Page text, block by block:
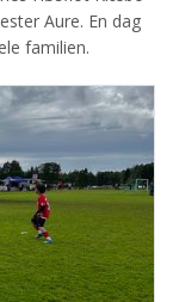
Aure. En dag
familien.